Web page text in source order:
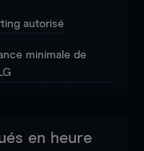
autorisé
minimale de
en heure